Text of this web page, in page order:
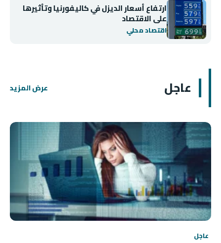
ارتفاع أسعار الديزل في كاليفورنيا وتأثيرها
على الاقتصاد
اقتصاد محلي
عاجل عرض المزيد
عاجل